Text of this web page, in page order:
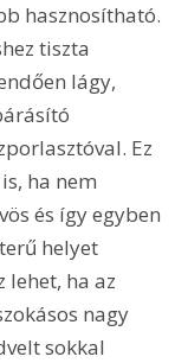
hasznosítható.
tiszta
lágy,
Ez
ha nem
és így egyben
helyet
ha az
nagy
sokkal